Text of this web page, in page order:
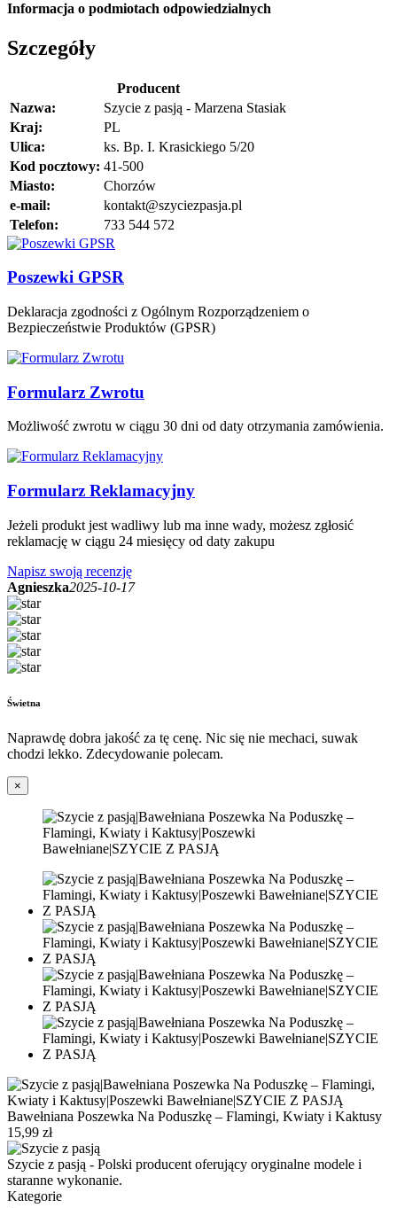
Informacja o podmiotach odpowiedzialnych
Szczegóły
Producent
Nazwa:
Szycie z pasją - Marzena Stasiak
Kraj:
PL
Ulica:
ks. Bp. I. Krasickiego 5/20
Kod pocztowy: 41-500
Miasto:
Chorzów
e-mail:
kontakt@szyciezpasja.pl
Telefon:
733 544 572
Poszewki GPSR
Deklaracja zgodności z Ogólnym Rozporządzeniem o
Bezpieczeństwie Produktów (GPSR)
Formularz Zwrotu
Możliwość zwrotu w ciągu 30 dni od daty otrzymania zamówienia.
Formularz Reklamacyjny
Jeżeli produkt jest wadliwy lub ma inne wady, możesz zgłosić
reklamację w ciągu 24 miesięcy od daty zakupu
Napisz swoją recenzję
Agnieszka2025-10-17
Świetna
Naprawdę dobra jakość za tę cenę. Nic się nie mechaci, suwak
chodzi lekko. Zdecydowanie polecam.
×
Bawełniana Poszewka Na Poduszkę – Flamingi, Kwiaty i Kaktusy
15,99 zł
Szycie z pasją - Polski producent oferujący oryginalne modele i
staranne wykonanie.
Kategorie